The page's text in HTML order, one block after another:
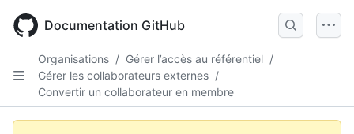
main
Documentation GitHub
Organisations / Gérer l’accès au référentiel /
Gérer les collaborateurs externes /
Convertir un collaborateur en membre